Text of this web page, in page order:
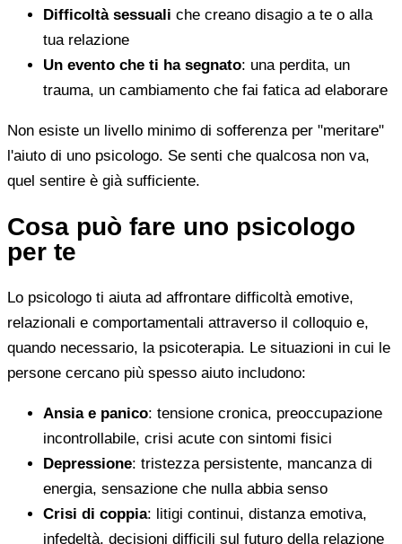
Difficoltà sessuali che creano disagio a te o alla
tua relazione
Un evento che ti ha segnato: una perdita, un
trauma, un cambiamento che fai fatica ad elaborare
Non esiste un livello minimo di sofferenza per "meritare"
l'aiuto di uno psicologo. Se senti che qualcosa non va,
quel sentire è già sufficiente.
Cosa può fare uno psicologo
per te
Lo psicologo ti aiuta ad affrontare difficoltà emotive,
relazionali e comportamentali attraverso il colloquio e,
quando necessario, la psicoterapia. Le situazioni in cui le
persone cercano più spesso aiuto includono:
Ansia e panico: tensione cronica, preoccupazione
incontrollabile, crisi acute con sintomi fisici
Depressione: tristezza persistente, mancanza di
energia, sensazione che nulla abbia senso
Crisi di coppia: litigi continui, distanza emotiva,
infedeltà, decisioni difficili sul futuro della relazione